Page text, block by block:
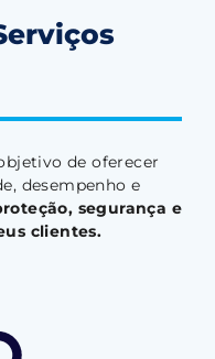
de oferecer
desempenho e
segurança e
clientes.